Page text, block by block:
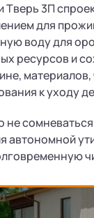
Тверь 3П
для
воду для
ресурсов и
материалов,
к уходу
автономной